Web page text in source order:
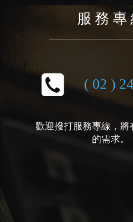
服 務 專
( 02 )
歡迎撥打服務專線，將
的需求。